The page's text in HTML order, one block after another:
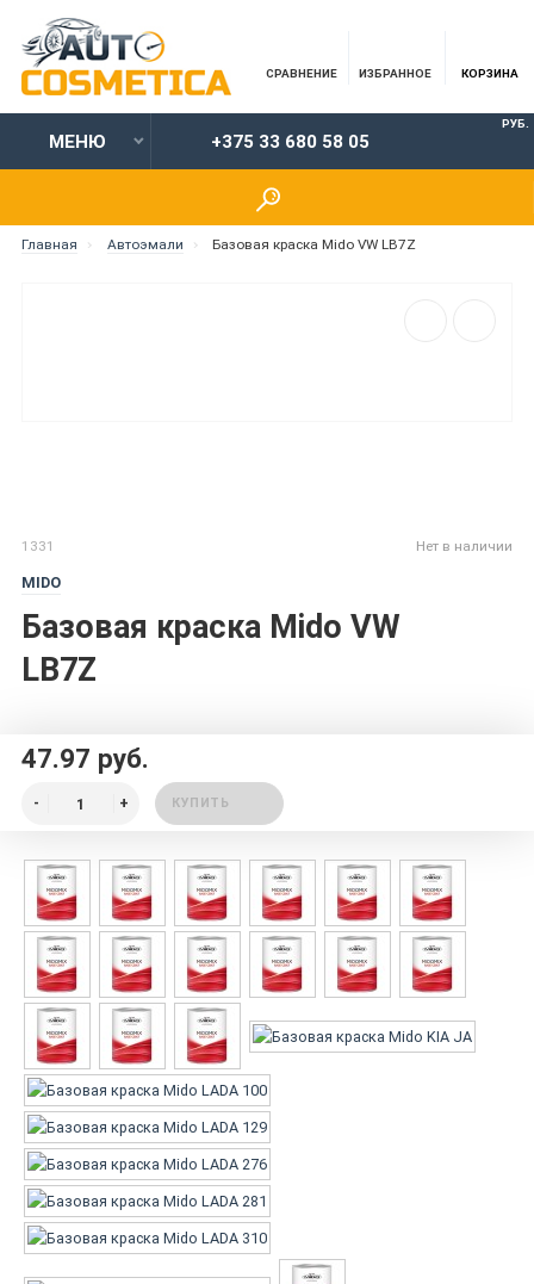
СРАВНЕНИЕ ИЗБРАННОЕ КОРЗИНА
МЕНЮ +375 33 680 58 05
РУБ.
Главная Автоэмали Базовая краска Mido VW LB7Z
1331
MIDO
Базовая краска Mido VW
LB7Z
Нет в наличии
47.97 руб.
КУПИТЬ